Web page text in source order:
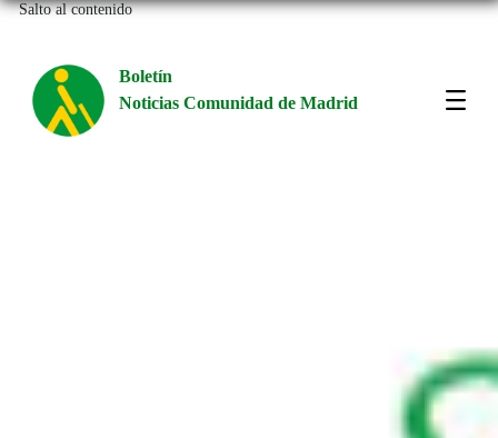
Salto al contenido
Boletín
Noticias Comunidad de Madrid